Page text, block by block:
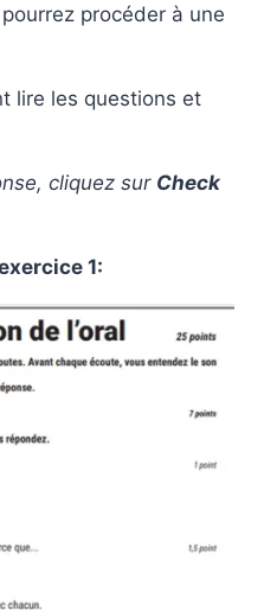
procéder à une
lire les questions et
cliquez sur Check
1: